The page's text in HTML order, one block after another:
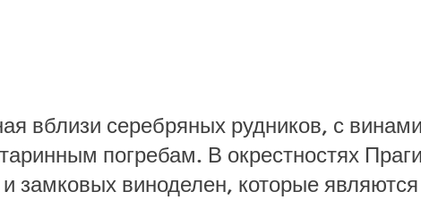
вблизи серебряных рудников, с
погребам. В окрестностях
замковых виноделен, которые